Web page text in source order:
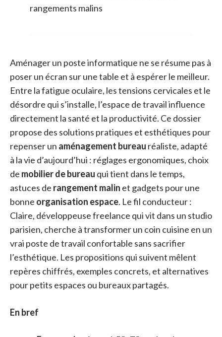
rangements malins
Aménager un poste informatique ne se résume pas à
poser un écran sur une table et à espérer le meilleur.
Entre la fatigue oculaire, les tensions cervicales et le
désordre qui s’installe, l’espace de travail influence
directement la santé et la productivité. Ce dossier
propose des solutions pratiques et esthétiques pour
repenser un aménagement bureau réaliste, adapté
à la vie d’aujourd’hui : réglages ergonomiques, choix
de mobilier de bureau qui tient dans le temps,
astuces de rangement malin et gadgets pour une
bonne organisation espace. Le fil conducteur :
Claire, développeuse freelance qui vit dans un studio
parisien, cherche à transformer un coin cuisine en un
vrai poste de travail confortable sans sacrifier
l’esthétique. Les propositions qui suivent mêlent
repères chiffrés, exemples concrets, et alternatives
pour petits espaces ou bureaux partagés.
En bref